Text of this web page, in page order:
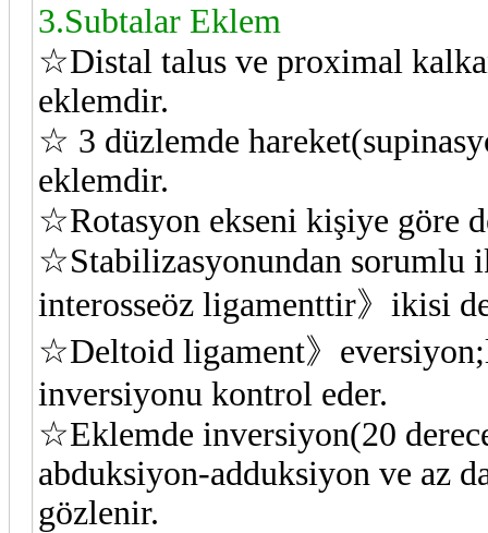
3.Subtalar Eklem
☆Distal talus ve proximal
eklemdir.
☆ 3 düzlemde
eklemdir.
☆Rotasyon ekseni kişiye göre
☆Stabilizasyonundan sorumlu
interosseöz ligamenttir》ikisi
☆Deltoid ligament》
inversiyonu kontrol eder.
☆Eklemde inversiyon(20
abduksiyon-adduksiyon ve az
gözlenir.